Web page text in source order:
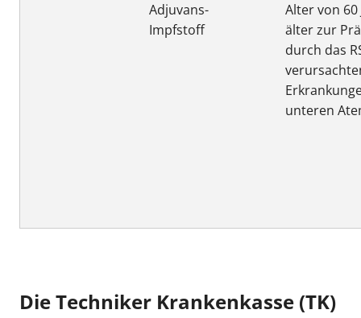
Adjuvans-
Impfstoff
Alter von
älter zur
durch das
unteren
Die Techniker Krankenkasse (TK)